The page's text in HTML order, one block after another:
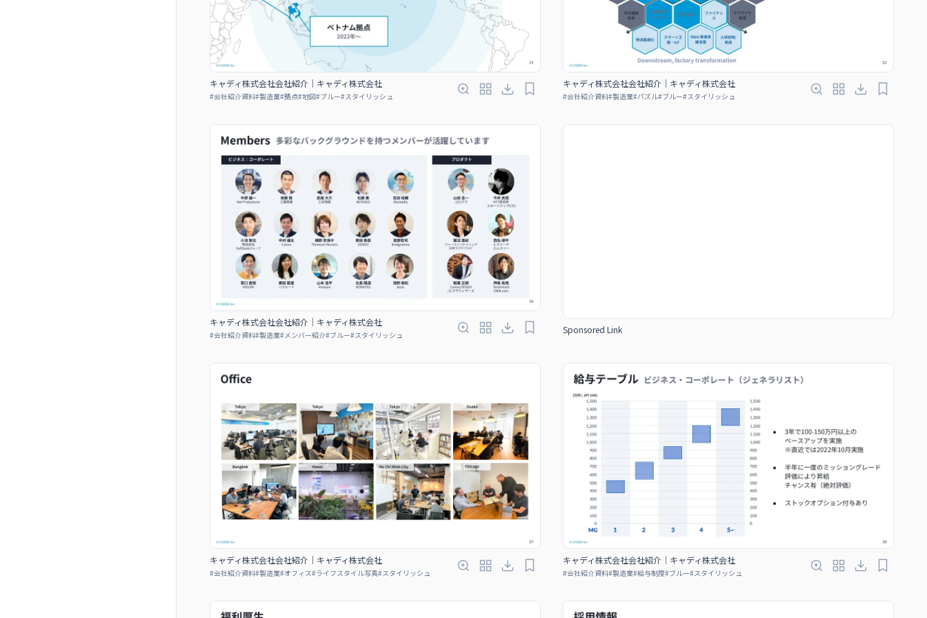
キャディ株式会社会社紹介｜キャディ株式会社
#会社紹介資料#製造業#拠点#地図#ブルー#スタイリッシュ
キャディ株式会社会社紹介｜キャディ株式会社
#会社紹介資料#製造業#パズル#ブルー#スタイリッシュ
キャディ株式会社会社紹介｜キャディ株式会社
#会社紹介資料#製造業#メンバー紹介#ブルー#スタイリッシュ Sponsored Link
キャディ株式会社会社紹介｜キャディ株式会社
#会社紹介資料#製造業#オフィス#ライフスタイル写真#スタイリッシュ
キャディ株式会社会社紹介｜キャディ株式会社
#会社紹介資料#製造業#給与制度#ブルー#スタイリッシュ